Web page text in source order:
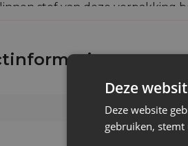
stof van deze verpakking
opdruk (hier de
belet deze mooielinnen
is immers niet alleen eenlinnen
verse bospaddestoelen en
Deze
Deze website
gebruiken,